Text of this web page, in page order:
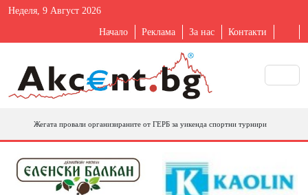
Неделя, 9 Август 2026
Начало Реклама За нас Контакти
Жегата провали организираните от ГЕРБ за уикенда спортни турнири